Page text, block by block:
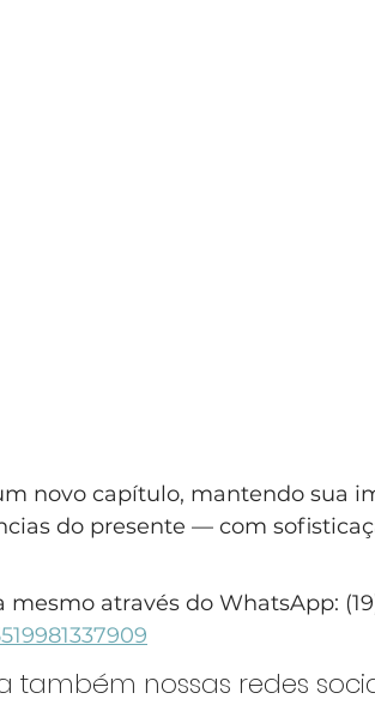
novo capítulo, mantendo sua
do presente — com
através do WhatsApp:
também nossas redes